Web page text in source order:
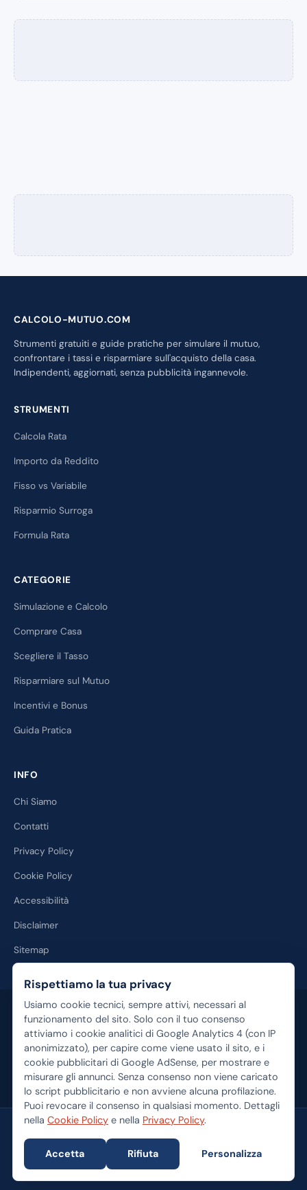
CALCOLO-MUTUO.COM
Strumenti gratuiti e guide pratiche per simulare il mutuo,
confrontare i tassi e risparmiare sull'acquisto della casa.
Indipendenti, aggiornati, senza pubblicità ingannevole.
STRUMENTI
Calcola Rata
Importo da Reddito
Fisso vs Variabile
Risparmio Surroga
Formula Rata
CATEGORIE
Simulazione e Calcolo
Comprare Casa
Scegliere il Tasso
Risparmiare sul Mutuo
Incentivi e Bonus
Guida Pratica
INFO
Chi Siamo
Contatti
Privacy Policy
Cookie Policy
Accessibilità
Disclaimer
Sitemap
Disclaimer: Calcolo-Mutuo.com è un portale informativo e non fornisce
consulenza finanziaria personalizzata. I contenuti hanno finalità
esclusivamente educativa. Alcuni link verso prodotti e servizi bancari
sono link di affiliazione: se completi un'operazione tramite essi,
potremmo percepire una commissione senza costi aggiuntivi per te. I
tassi e le condizioni sono indicativi e soggetti a variazioni quotidiane.
Consulta sempre un professionista prima di sottoscrivere un
finanziamento.
© 2026 Calcolo-Mutuo.com — Tutti i diritti riservati
Pausilypon S.r.l. — Sede legale: Via Posillipo 42, 80123 Napoli (NA) —
Capitale sociale € 10.000,00 i.v. — Iscritta al Registro delle Imprese di
Napoli, REA NA-1134156 — C.F. / P.IVA 10819841213
Rispettiamo la tua privacy
Usiamo cookie tecnici, sempre attivi, necessari al
funzionamento del sito. Solo con il tuo consenso
attiviamo i cookie analitici di Google Analytics 4 (con IP
anonimizzato), per capire come viene usato il sito, e i
cookie pubblicitari di Google AdSense, per mostrare e
misurare gli annunci. Senza consenso non viene caricato
lo script pubblicitario e non avviene alcuna profilazione.
Puoi revocare il consenso in qualsiasi momento. Dettagli
nella Cookie Policy e nella Privacy Policy.
Accetta Rifiuta Personalizza